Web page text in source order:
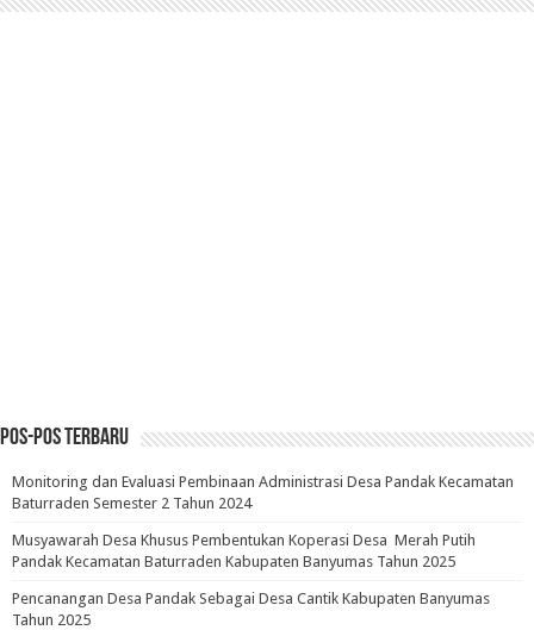
Pos-pos Terbaru
Monitoring dan Evaluasi Pembinaan Administrasi Desa Pandak Kecamatan
Baturraden Semester 2 Tahun 2024
Musyawarah Desa Khusus Pembentukan Koperasi Desa Merah Putih
Pandak Kecamatan Baturraden Kabupaten Banyumas Tahun 2025
Pencanangan Desa Pandak Sebagai Desa Cantik Kabupaten Banyumas
Tahun 2025